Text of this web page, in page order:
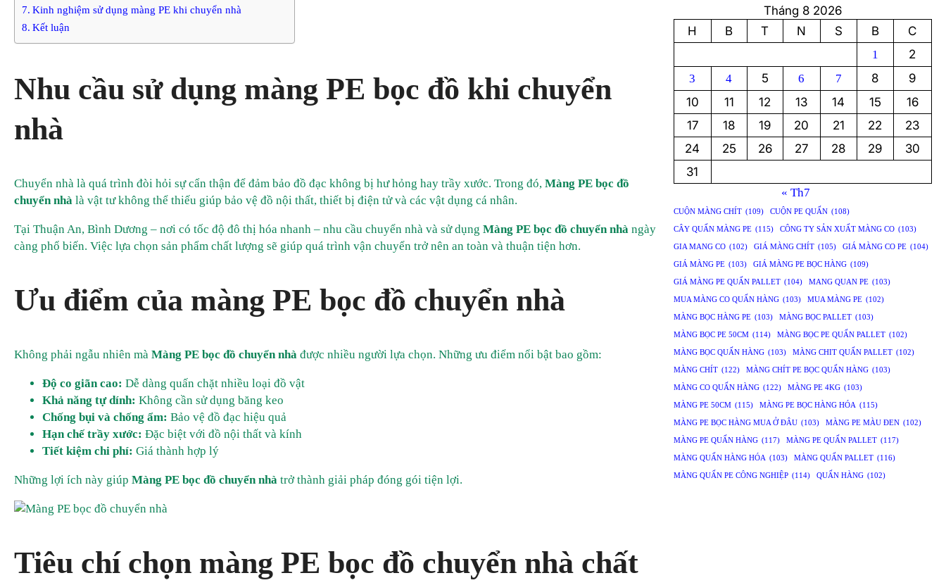
Kinh nghiệm sử dụng màng PE khi chuyển nhà
Kết luận
Nhu cầu sử dụng màng PE bọc đồ khi chuyển
nhà
Chuyển nhà là quá trình đòi hỏi sự cẩn thận để đảm bảo đồ đạc không bị hư hỏng hay trầy xước. Trong đó, Màng PE bọc đồ
chuyển nhà là vật tư không thể thiếu giúp bảo vệ đồ nội thất, thiết bị điện tử và các vật dụng cá nhân.
Tại Thuận An, Bình Dương – nơi có tốc độ đô thị hóa nhanh – nhu cầu chuyển nhà và sử dụng Màng PE bọc đồ chuyển nhà ngày
càng phổ biến. Việc lựa chọn sản phẩm chất lượng sẽ giúp quá trình vận chuyển trở nên an toàn và thuận tiện hơn.
Ưu điểm của màng PE bọc đồ chuyển nhà
Không phải ngẫu nhiên mà Màng PE bọc đồ chuyển nhà được nhiều người lựa chọn. Những ưu điểm nổi bật bao gồm:
Độ co giãn cao: Dễ dàng quấn chặt nhiều loại đồ vật
Khả năng tự dính: Không cần sử dụng băng keo
Chống bụi và chống ẩm: Bảo vệ đồ đạc hiệu quả
Hạn chế trầy xước: Đặc biệt với đồ nội thất và kính
Tiết kiệm chi phí: Giá thành hợp lý
Những lợi ích này giúp Màng PE bọc đồ chuyển nhà trở thành giải pháp đóng gói tiện lợi.
Tiêu chí chọn màng PE bọc đồ chuyển nhà chất
Tháng 8 2026
H
B T N S B C
1 2
3 4 5 6 7 8
9
10
11 12 13 14 15
16
17
18 19 20 21 22
23
24
25 26 27 28 29
30
31
« Th7
CUỘN MÀNG CHÍT (109) CUỘN PE QUẤN (108)
CÂY QUẤN MÀNG PE (115) CÔNG TY SẢN XUẤT MÀNG CO (103)
GIA MANG CO (102) GIÁ MÀNG CHÍT (105) GIÁ MÀNG CO PE (104)
GIÁ MÀNG PE (103) GIÁ MÀNG PE BỌC HÀNG (109)
GIÁ MÀNG PE QUẤN PALLET (104) MANG QUAN PE (103)
MUA MÀNG CO QUẤN HÀNG (103) MUA MÀNG PE (102)
MÀNG BỌC HÀNG PE (103) MÀNG BỌC PALLET (103)
MÀNG BỌC PE 50CM (114) MÀNG BỌC PE QUẤN PALLET (102)
MÀNG BỌC QUẤN HÀNG (103) MÀNG CHIT QUẤN PALLET (102)
MÀNG CHÍT (122) MÀNG CHÍT PE BỌC QUẤN HÀNG (103)
MÀNG CO QUẤN HÀNG (122) MÀNG PE 4KG (103)
MÀNG PE 50CM (115) MÀNG PE BỌC HÀNG HÓA (115)
MÀNG PE BỌC HÀNG MUA Ở ĐÂU (103) MÀNG PE MÀU ĐEN (102)
MÀNG PE QUẤN HÀNG (117) MÀNG PE QUẤN PALLET (117)
MÀNG QUẤN HÀNG HÓA (103) MÀNG QUẤN PALLET (116)
MÀNG QUẤN PE CÔNG NGHIỆP (114) QUẤN HÀNG (102)